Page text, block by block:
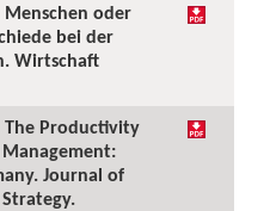
Menschen oder
bei der
Wirtschaft
The Productivity
Journal of